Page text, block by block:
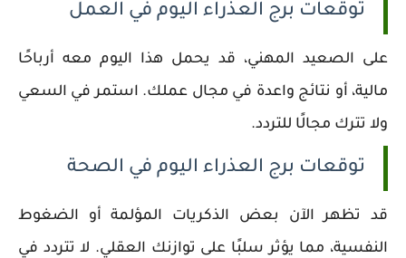
توقعات برج العذراء اليوم في العمل
على الصعيد المهني، قد يحمل هذا اليوم معه أرباحًا
مالية، أو نتائج واعدة في مجال عملك. استمر في السعي
ولا تترك مجالًا للتردد.
توقعات برج العذراء اليوم في الصحة
قد تظهر الآن بعض الذكريات المؤلمة أو الضغوط
النفسية، مما يؤثر سلبًا على توازنك العقلي. لا تتردد في